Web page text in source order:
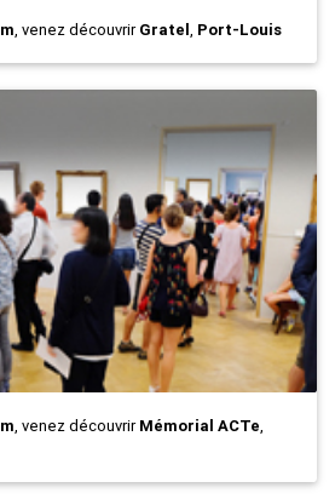
, venez découvrirGratel, Port-Louis
, venez découvrirMémorial ACTe,